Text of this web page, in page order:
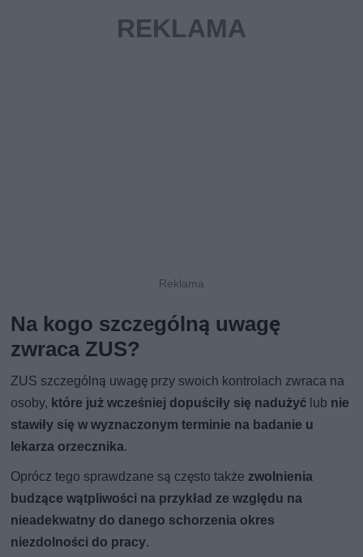
Na kogo szczególną uwagę
zwraca ZUS?
ZUS szczególną uwagę przy swoich kontrolach zwraca na
osoby, które już wcześniej dopuściły się nadużyć lub nie
stawiły się w wyznaczonym terminie na badanie u
lekarza orzecznika.
Oprócz tego sprawdzane są często także zwolnienia
budzące wątpliwości na przykład ze względu na
nieadekwatny do danego schorzenia okres
niezdolności do pracy.